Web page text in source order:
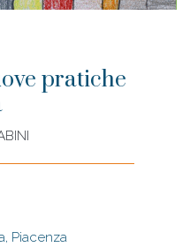
pratiche
Piacenza